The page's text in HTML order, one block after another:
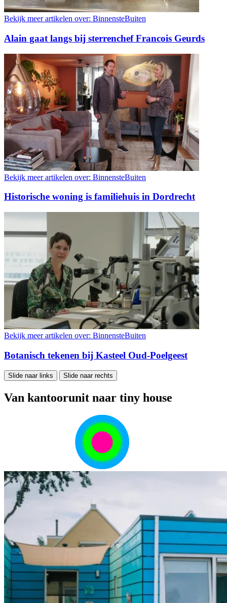
Bekijk meer artikelen over: BinnensteBuiten
Alain gaat langs bij sterrenchef Francois Geurds
Bekijk meer artikelen over: BinnensteBuiten
Historische woning is familiehuis in Dordrecht
Bekijk meer artikelen over: BinnensteBuiten
Botanisch tekenen bij Kasteel Oud-Poelgeest
Slide naar links Slide naar rechts
Van kantoorunit naar tiny house